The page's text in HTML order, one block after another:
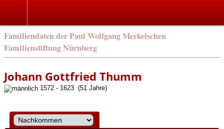
Familiendaten der Paul Wolfgang Merkelschen
Familienstiftung Nürnberg
Johann Gottfried Thumm
1572 - 1623 (51 Jahre)